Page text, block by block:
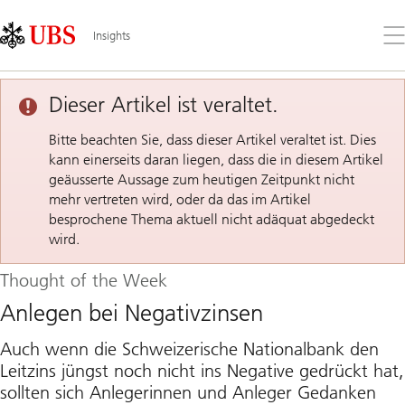
Links
Area
Insights
Sie
Dieser Artikel ist veraltet.
Bitte beachten Sie, dass dieser Artikel veraltet ist. Dies
kann einerseits daran liegen, dass die in diesem Artikel
geäusserte Aussage zum heutigen Zeitpunkt nicht
mehr vertreten wird, oder da das im Artikel
besprochene Thema aktuell nicht adäquat abgedeckt
wird.
Thought of the Week
Anlegen bei Negativzinsen
Auch wenn die Schweizerische Nationalbank den
Leitzins jüngst noch nicht ins Negative gedrückt hat,
sollten sich Anlegerinnen und Anleger Gedanken